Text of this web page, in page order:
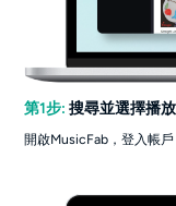
第1步: 搜尋並選擇播
開啟MusicFab，登入帳